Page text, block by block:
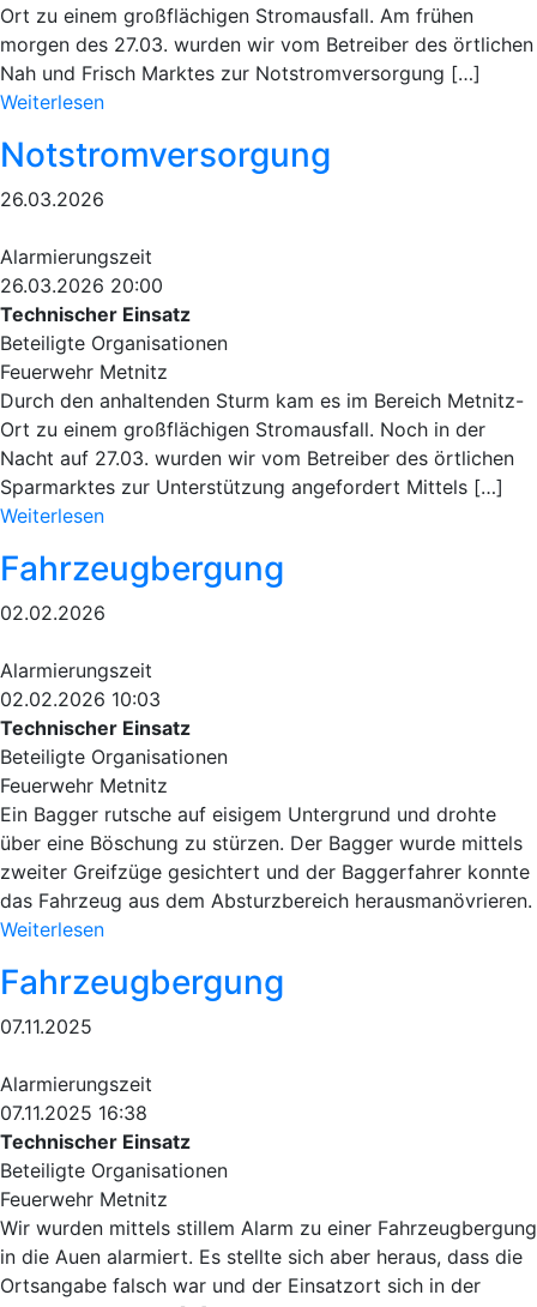
Ort zu einem großflächigen Stromausfall. Am frühen
morgen des 27.03. wurden wir vom Betreiber des örtlichen
Nah und Frisch Marktes zur Notstromversorgung […]
Weiterlesen
Notstromversorgung
26.03.2026
Alarmierungszeit
26.03.2026 20:00
Technischer Einsatz
Beteiligte Organisationen
Feuerwehr Metnitz
Durch den anhaltenden Sturm kam es im Bereich Metnitz-
Ort zu einem großflächigen Stromausfall. Noch in der
Nacht auf 27.03. wurden wir vom Betreiber des örtlichen
Sparmarktes zur Unterstützung angefordert Mittels […]
Weiterlesen
Fahrzeugbergung
02.02.2026
Alarmierungszeit
02.02.2026 10:03
Technischer Einsatz
Beteiligte Organisationen
Feuerwehr Metnitz
Ein Bagger rutsche auf eisigem Untergrund und drohte
über eine Böschung zu stürzen. Der Bagger wurde mittels
zweiter Greifzüge gesichtert und der Baggerfahrer konnte
das Fahrzeug aus dem Absturzbereich herausmanövrieren.
Weiterlesen
Fahrzeugbergung
07.11.2025
Alarmierungszeit
07.11.2025 16:38
Technischer Einsatz
Beteiligte Organisationen
Feuerwehr Metnitz
Wir wurden mittels stillem Alarm zu einer Fahrzeugbergung
in die Auen alarmiert. Es stellte sich aber heraus, dass die
Ortsangabe falsch war und der Einsatzort sich in der